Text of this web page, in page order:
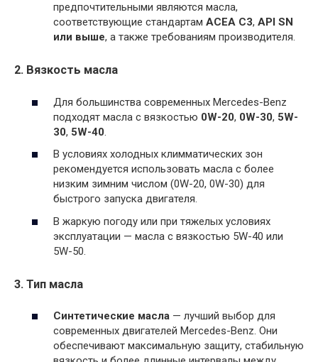
предпочтительными являются масла,
соответствующие стандартам ACEA C3, API SN
или выше, а также требованиям производителя.
2. Вязкость масла
Для большинства современных Mercedes-Benz
подходят масла с вязкостью 0W-20, 0W-30, 5W-
30, 5W-40.
В условиях холодных климматических зон
рекомендуется использовать масла с более
низким зимним числом (0W-20, 0W-30) для
быстрого запуска двигателя.
В жаркую погоду или при тяжелых условиях
эксплуатации — масла с вязкостью 5W-40 или
5W-50.
3. Тип масла
Синтетические масла — лучший выбор для
современных двигателей Mercedes-Benz. Они
обеспечивают максимальную защиту, стабильную